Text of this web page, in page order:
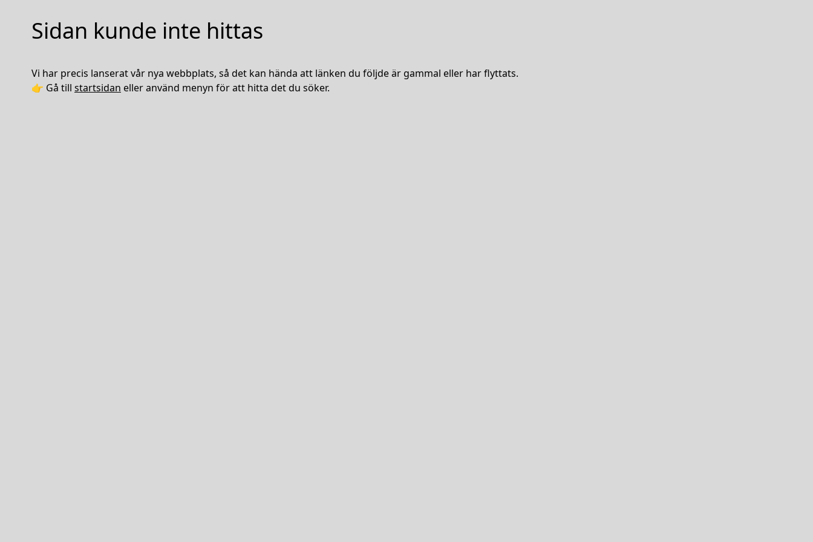
Sidan kunde inte hittas
Vi har precis lanserat vår nya webbplats, så det kan hända att länken du följde är gammal eller har flyttats.
👉 Gå till startsidan eller använd menyn för att hitta det du söker.